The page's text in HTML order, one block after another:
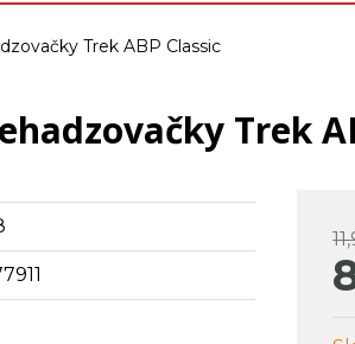
Trek ABP Classic
Trek